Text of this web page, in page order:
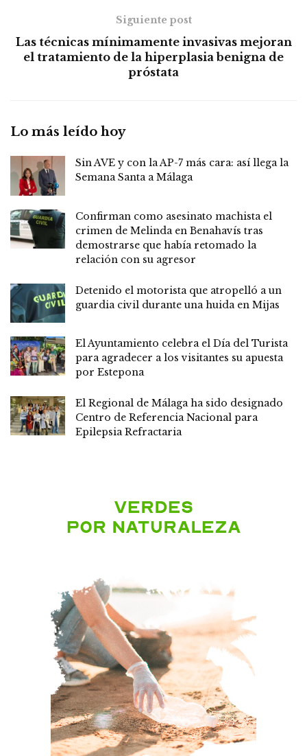
Siguiente post
Las técnicas mínimamente invasivas mejoran
el tratamiento de la hiperplasia benigna de
próstata
Lo más leído hoy
Sin AVE y con la AP-7 más cara: así llega la
Semana Santa a Málaga
Confirman como asesinato machista el
crimen de Melinda en Benahavís tras
demostrarse que había retomado la
relación con su agresor
Detenido el motorista que atropelló a un
guardia civil durante una huida en Mijas
El Ayuntamiento celebra el Día del Turista
para agradecer a los visitantes su apuesta
por Estepona
El Regional de Málaga ha sido designado
Centro de Referencia Nacional para
Epilepsia Refractaria